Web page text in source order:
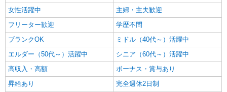
派遣社員
株式会社kotrio /●SW-H1-2102836
東十条駅＊就労支援施設＊福祉の経験/スキル
が身につく仕事♪
時給1500円〜 ＜日払い有/週払い有/交通費全
支給(ガソリン代含む)＞
北区【最寄駅：東十条駅】
女性活躍中
主婦・主夫歓迎
フリーター歓迎
学歴不問
ブランクOK
ミドル（40代～）活躍中
エルダー（50代～）活躍中
シニア（60代～）活躍中
高収入・高額
ボーナス・賞与あり
昇給あり
完全週休2日制